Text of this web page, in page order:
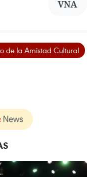
VNA
de la Amistad Cultural